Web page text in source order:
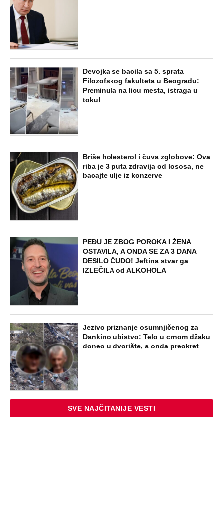
Devojka se bacila sa 5. sprata
Filozofskog fakulteta u Beogradu:
Preminula na licu mesta, istraga u
toku!
Briše holesterol i čuva zglobove: Ova
riba je 3 puta zdravija od lososa, ne
bacajte ulje iz konzerve
PEĐU JE ZBOG POROKA I ŽENA
OSTAVILA, A ONDA SE ZA 3 DANA
DESILO ČUDO! Jeftina stvar ga
IZLEČILA od ALKOHOLA
Jezivo priznanje osumnjičenog za
Dankino ubistvo: Telo u crnom džaku
doneo u dvorište, a onda preokret
SVE NAJČITANIJE VESTI